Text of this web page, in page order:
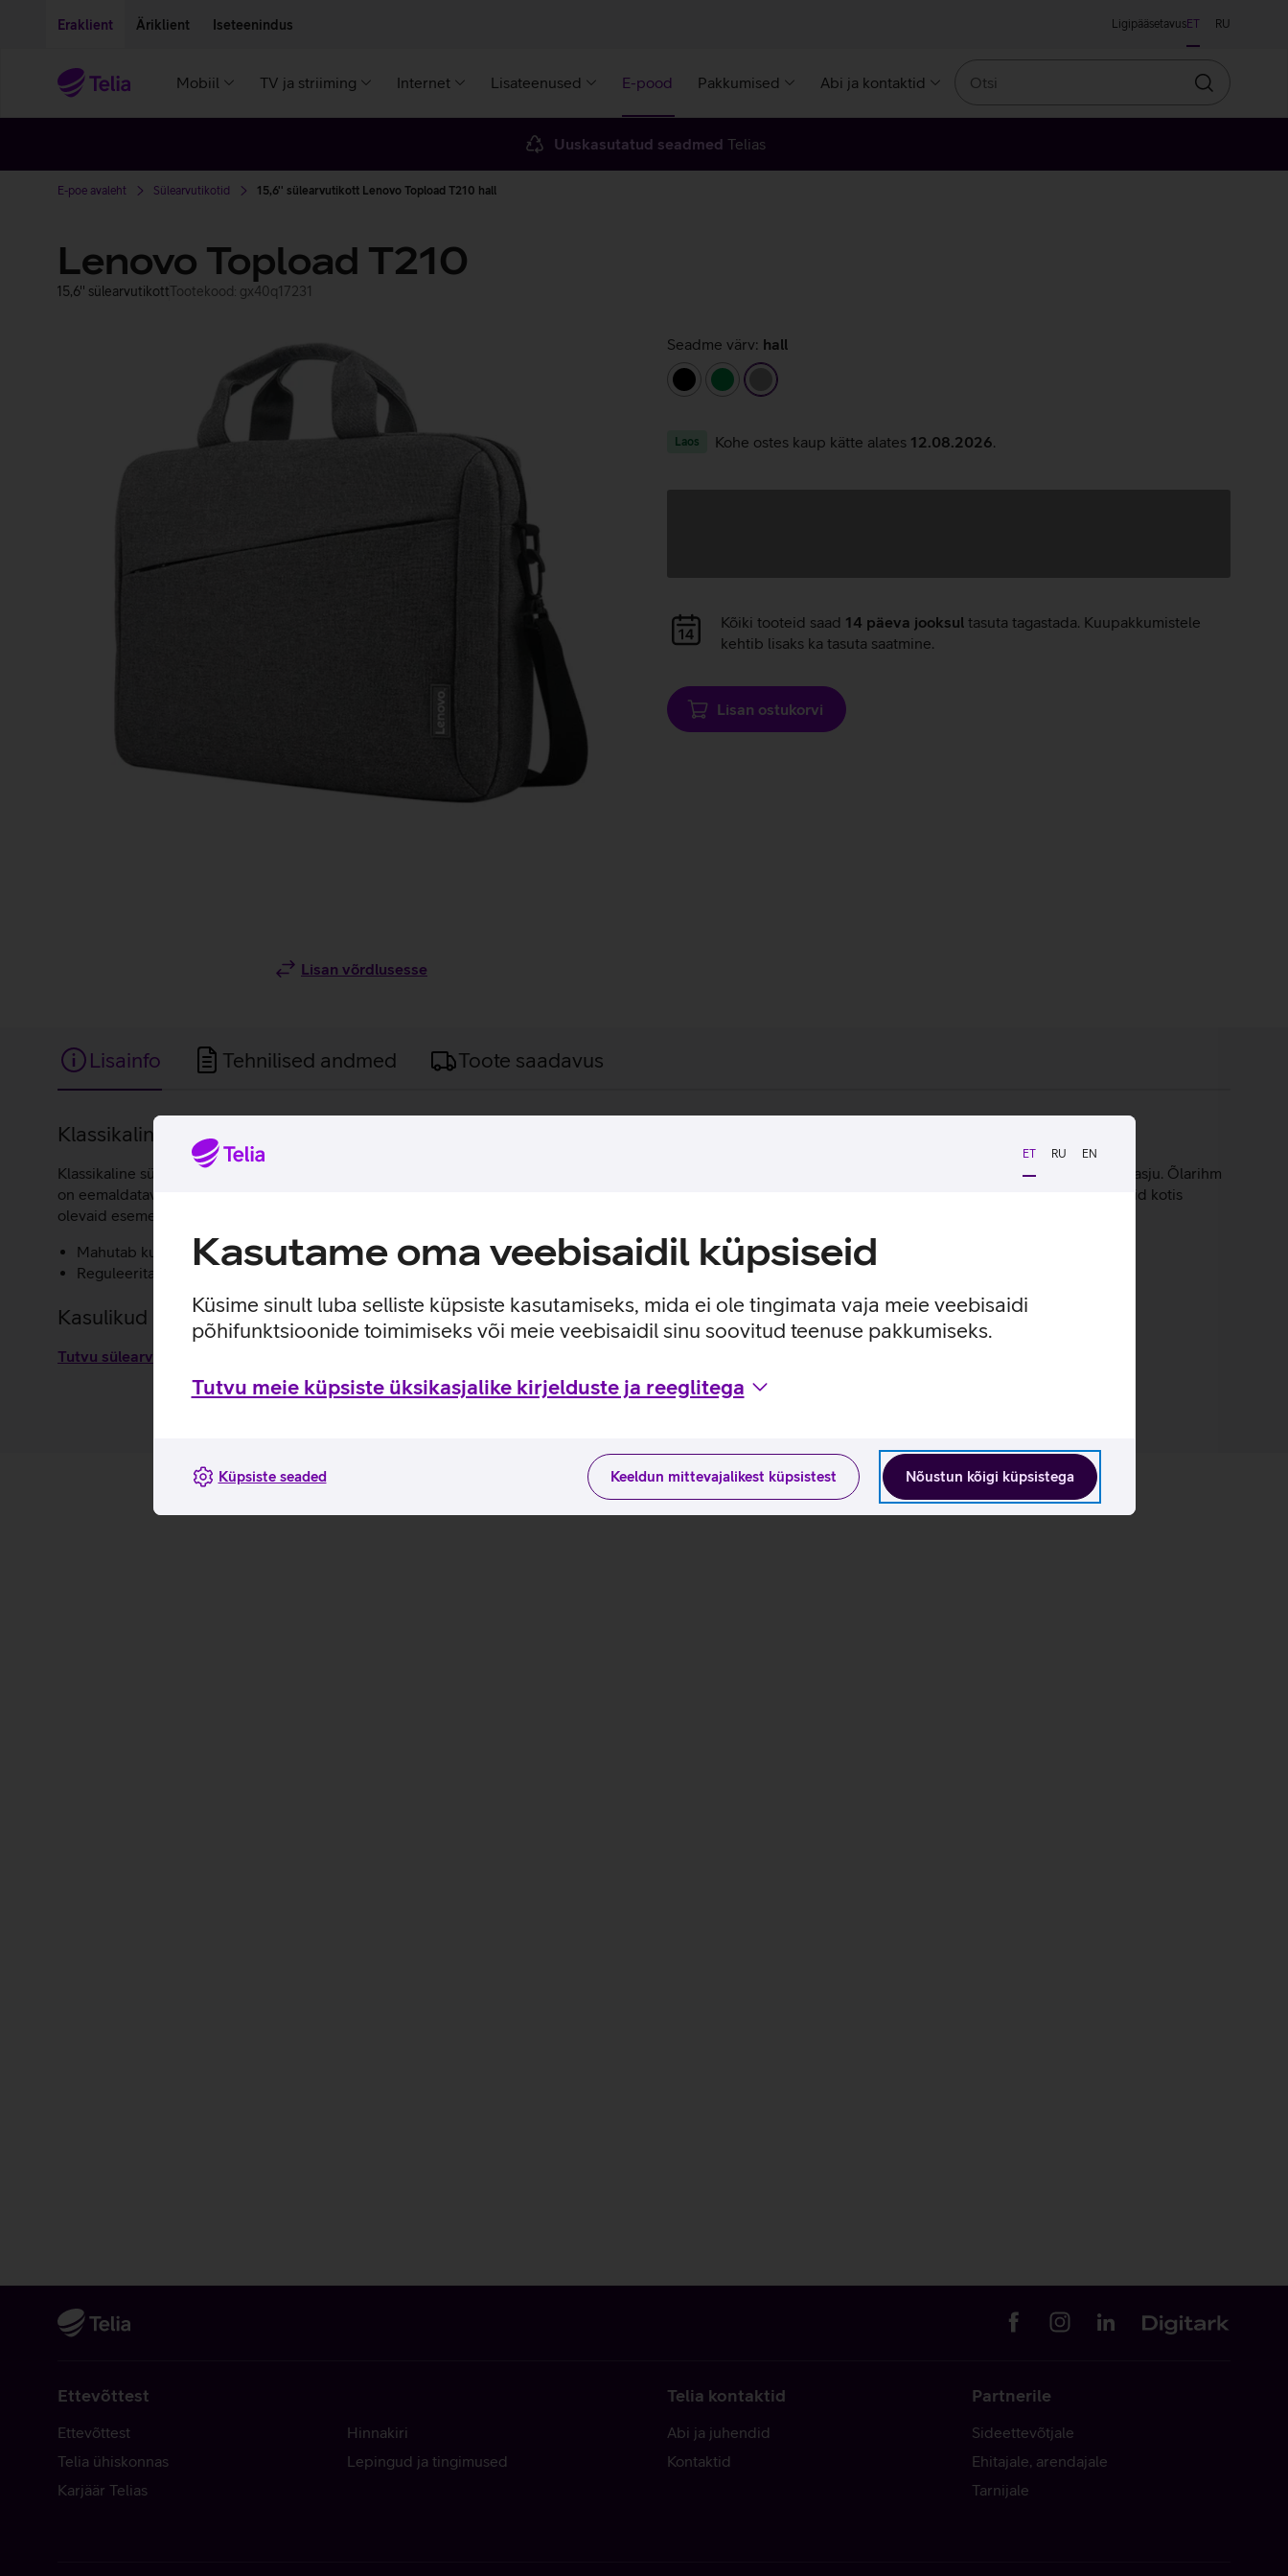
ET RU EN
Kasutame oma veebisaidil küpsiseid
Küsime sinult luba selliste küpsiste kasutamiseks, mida ei ole tingimata vaja meie veebisaidi
põhifunktsioonide toimimiseks või meie veebisaidil sinu soovitud teenuse pakkumiseks.
Tutvu meie küpsiste üksikasjalike kirjelduste ja reeglitega
Nõustun kõigi küpsistega
Keeldun mittevajalikest küpsistest
Küpsiste seaded
Eraklient Äriklient Iseteenindus LigipääsetavusET RU
Mobiil TV ja striiming Internet Lisateenused E-pood Pakkumised Abi ja kontaktid
Otsin
Uuskasutatud seadmed Telias
E-poe avaleht Sülearvutikotid 15,6'' sülearvutikott Lenovo Topload T210 hall
Lenovo Topload T210
15,6'' sülearvutikottTootekood: gx40q17231
Lisan võrdlusesse
Seadme värv: hall
must
roheline
hall
Laos Kohe ostes kaup kätte alates 12.08.2026
Andmete
laadimine
Kõiki tooteid saad 14 päeva jooksul tasuta tagastada. Kuupakkumistele
kehtib lisaks ka tasuta saatmine.
Lisan ostukorvi
Lisainfo Tehnilised andmed Toote saadavus
Lisainfo
Klassikaline sülearvutikott igapäevaseks kasutamiseks.
Klassikaline sülearvutikott, mis mahutab kuni 15,6'' sülearvuti. Mugavust lisab hõlpsasti kasutatav lukuga eesmine tasku, mis mahutab laadijat ja teisi väärtuslikke asju. Õlarihm
on eemaldatav ja kotti saab kanda ka ainult käe otsas. Kotil on tugev kangas, mis on vastupidav, kuid samas korralike pehmendustega, et kaitsta nii arvutit kui muid kotis
olevaid esemeid.
Mahutab kuni 15,6-tollise sülearvuti.
Reguleeritav õlarihm.
Kasulikud lingid
Tutvu sülearvutikoti Lenovo Topload T210 omaduste ja kasutusviisidega tootja kodulehel
Ettevõttest
Ettevõttest
Telia ühiskonnas
Karjäär Telias
Hinnakiri
Lepingud ja tingimused
Telia kontaktid
Abi ja juhendid
Kontaktid
Partnerile
Sideettevõtjale
Ehitajale, arendajale
Tarnijale